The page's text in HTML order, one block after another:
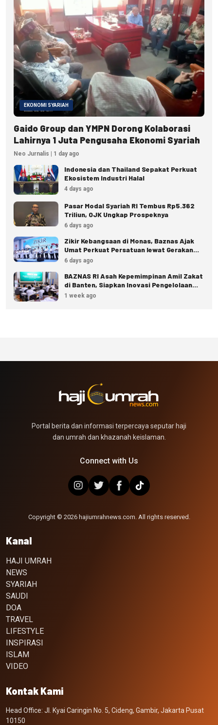
EKONOMI SYARIAH
Gaido Group dan YMPN Dorong Kolaborasi
Lahirnya 1 Juta Pengusaha Ekonomi Syariah
Neo Jurnalis | 1 day ago
Indonesia dan Thailand Sepakat Perkuat
Ekosistem Industri Halal
4 days ago
Pasar Modal Syariah RI Tembus Rp5.362
Triliun, OJK Ungkap Prospeknya
6 days ago
Zikir Kebangsaan di Monas, Baznas Ajak
Umat Perkuat Persatuan lewat Gerakan
Zakat
6 days ago
BAZNAS RI Asah Kepemimpinan Amil Zakat
di Banten, Siapkan Inovasi Pengelolaan
Zakat
1 week ago
Portal berita dan informasi terpercaya seputar haji
dan umrah dan khazanah keislaman.
Connect with Us
Copyright © 2026 hajiumrahnews.com. All rights reserved.
Kanal
HAJI UMRAH
NEWS
SYARIAH
SAUDI
DOA
TRAVEL
LIFESTYLE
INSPIRASI
ISLAM
VIDEO
Kontak Kami
Head Office: Jl. Kyai Caringin No. 5, Cideng, Gambir, Jakarta Pusat
10150